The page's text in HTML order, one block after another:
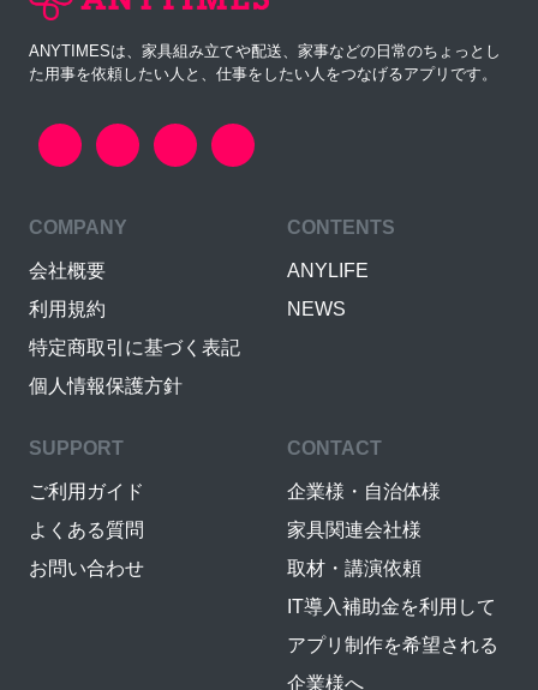
ANYTIMESは、家具組み立てや配送、家事などの日常のちょっとし
た用事を依頼したい人と、仕事をしたい人をつなげるアプリです。
COMPANY
会社概要
利用規約
特定商取引に基づく表記
個人情報保護方針
CONTENTS
ANYLIFE
NEWS
SUPPORT
ご利用ガイド
よくある質問
お問い合わせ
CONTACT
企業様・自治体様
家具関連会社様
取材・講演依頼
IT導入補助金を利用して
アプリ制作を希望される
企業様へ